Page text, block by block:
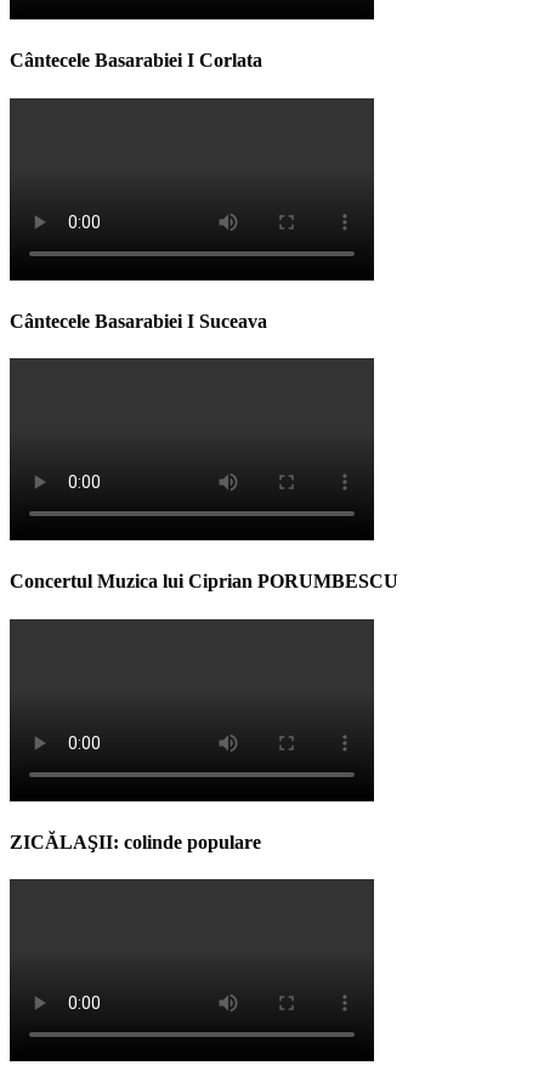
Cântecele Basarabiei I Corlata
Cântecele Basarabiei I Suceava
Concertul Muzica lui Ciprian PORUMBESCU
ZICĂLAŞII: colinde populare